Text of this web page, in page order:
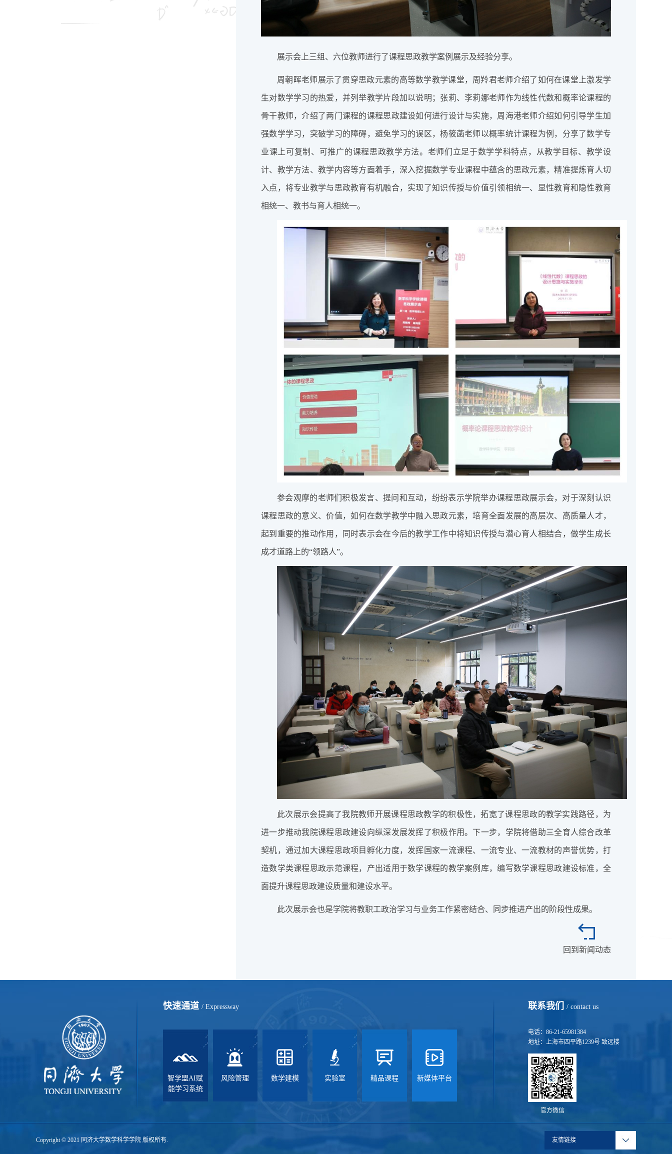
展示会上三组、六位教师进行了课程思政教学案例展示及经验分享。
周朝晖老师展示了贯穿思政元素的高等数学教学课堂，周羚君老师介绍了如何在课堂上激发学
生对数学学习的热爱，并列举教学片段加以说明；张莉、李莉娜老师作为线性代数和概率论课程的
骨干教师，介绍了两门课程的课程思政建设如何进行设计与实施，周海港老师介绍如何引导学生加
强数学学习，突破学习的障碍，避免学习的误区，杨筱菡老师以概率统计课程为例，分享了数学专
业课上可复制、可推广的课程思政教学方法。老师们立足于数学学科特点，从教学目标、教学设
计、教学方法、教学内容等方面着手，深入挖掘数学专业课程中蕴含的思政元素，精准提炼育人切
入点，将专业教学与思政教育有机融合，实现了知识传授与价值引领相统一、显性教育和隐性教育
相统一、教书与育人相统一。
参会观摩的老师们积极发言、提问和互动，纷纷表示学院举办课程思政展示会，对于深刻认识
课程思政的意义、价值，如何在数学教学中融入思政元素，培育全面发展的高层次、高质量人才，
起到重要的推动作用，同时表示会在今后的教学工作中将知识传授与潜心育人相结合，做学生成长
成才道路上的“领路人”。
此次展示会提高了我院教师开展课程思政教学的积极性，拓宽了课程思政的教学实践路径，为
进一步推动我院课程思政建设向纵深发展发挥了积极作用。下一步，学院将借助三全育人综合改革
契机，通过加大课程思政项目孵化力度，发挥国家一流课程、一流专业、一流教材的声誉优势，打
造数学类课程思政示范课程，产出适用于数学课程的教学案例库，编写数学课程思政建设标准，全
面提升课程思政建设质量和建设水平。
此次展示会也是学院将教职工政治学习与业务工作紧密结合、同步推进产出的阶段性成果。
回到新闻动态
快速通道 / Expressway
智学盟AI赋
能学习系统
风险管理 数学建模 实验室 精品课程 新媒体平台
联系我们 / contact us
电话：86-21-65981384
地址：上海市四平路1239号 致远楼
官方微信
友情链接
Copyright © 2021 同济大学数学科学学院 版权所有.